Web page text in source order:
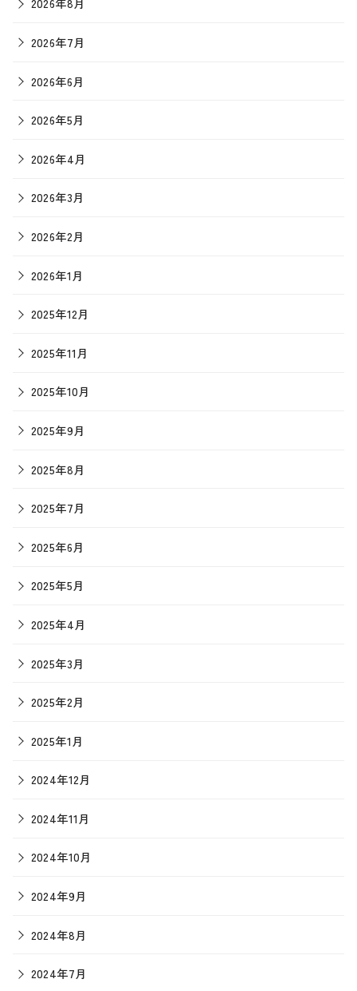
2026年7月
2026年6月
2026年5月
2026年4月
2026年3月
2026年2月
2026年1月
2025年12月
2025年11月
2025年10月
2025年9月
2025年8月
2025年7月
2025年6月
2025年5月
2025年4月
2025年3月
2025年2月
2025年1月
2024年12月
2024年11月
2024年10月
2024年9月
2024年8月
2024年7月